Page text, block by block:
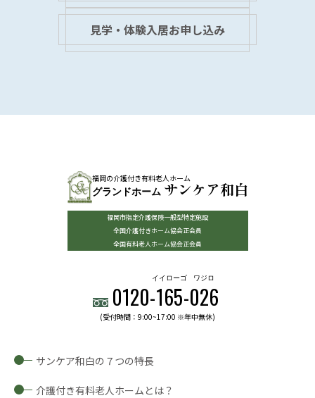
見学・体験入居お申し込み
福岡の介護付き有料老人ホーム
グランドホーム サンケア和白
福岡市指定介護保険一般型特定施設
全国介護付きホーム協会正会員
全国有料老人ホーム協会正会員
0120-165
イイローゴ
-026
ワジロ
(受付時間：9:00~17:00 ※年中無休)
サンケア和白の７つの特長
介護付き有料老人ホームとは？